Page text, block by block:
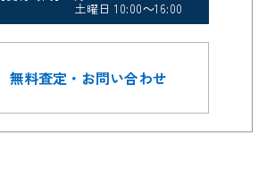
土曜日 10:00～16:00
無料査定・お問い合わせ